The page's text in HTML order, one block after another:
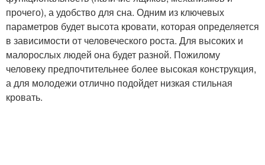
прочего), а удобство для сна. Одним из ключевых
параметров будет высота кровати, которая определяется
в зависимости от человеческого роста. Для высоких и
малорослых людей она будет разной. Пожилому
человеку предпочтительнее более высокая конструкция,
а для молодежи отлично подойдет низкая стильная
кровать.